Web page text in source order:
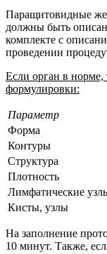
Паращитовидные
должны быть
комплекте с
проведении
Если орган в норме,
формулировки:
Параметр
Форма
Контуры
Структура
Плотность
Лимфатические
Кисты, узлы
На заполнение
10 минут. Также,